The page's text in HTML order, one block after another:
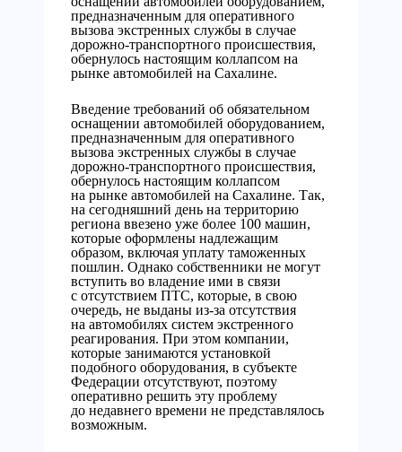
предназначенным для оперативного
вызова экстренных службы в случае
дорожно-транспортного происшествия,
обернулось настоящим коллапсом на
рынке автомобилей на Сахалине.
Введение требований об обязательном
оснащении автомобилей оборудованием,
предназначенным для оперативного
вызова экстренных службы в случае
дорожно-транспортного происшествия,
обернулось настоящим коллапсом
на рынке автомобилей на Сахалине. Так,
на сегодняшний день на территорию
региона ввезено уже более 100 машин,
которые оформлены надлежащим
образом, включая уплату таможенных
пошлин. Однако собственники не могут
вступить во владение ими в связи
с отсутствием ПТС, которые, в свою
очередь, не выданы из-за отсутствия
на автомобилях систем экстренного
реагирования. При этом компании,
которые занимаются установкой
подобного оборудования, в субъекте
Федерации отсутствуют, поэтому
оперативно решить эту проблему
до недавнего времени не представлялось
возможным.